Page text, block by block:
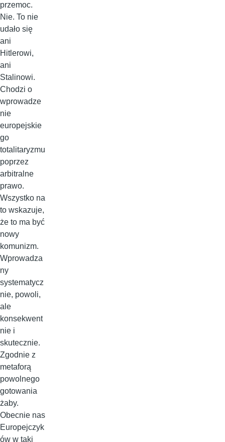
przemoc.
Nie. To nie
udało się
ani
Hitlerowi,
ani
Stalinowi.
Chodzi o
wprowadze
nie
europejskie
go
totalitaryzmu
poprzez
arbitralne
prawo.
Wszystko na
to wskazuje,
że to ma być
nowy
komunizm.
Wprowadza
ny
systematycz
nie, powoli,
ale
konsekwent
nie i
skutecznie.
Zgodnie z
metaforą
powolnego
gotowania
żaby.
Obecnie nas
Europejczyk
ów w taki